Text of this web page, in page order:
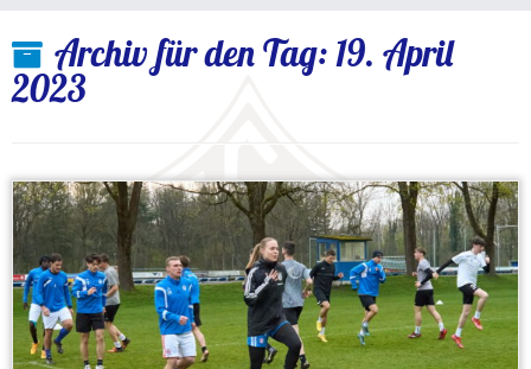
Inhalt
springenArchiv für den Tag:19. April
2023